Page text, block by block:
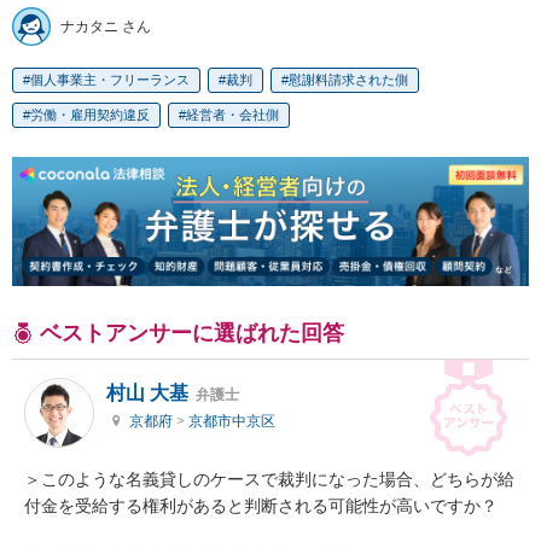
ナカタニ さん
個人事業主・フリーランス 裁判 慰謝料請求された側
労働・雇用契約違反 経営者・会社側
ベストアンサーに選ばれた回答
村山 大基 弁護士
京都府 > 京都市中京区
＞このような名義貸しのケースで裁判になった場合、どちらが給
付金を受給する権利があると判断される可能性が高いですか？